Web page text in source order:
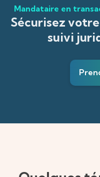
Mandataire en
Sécurisez
suivi